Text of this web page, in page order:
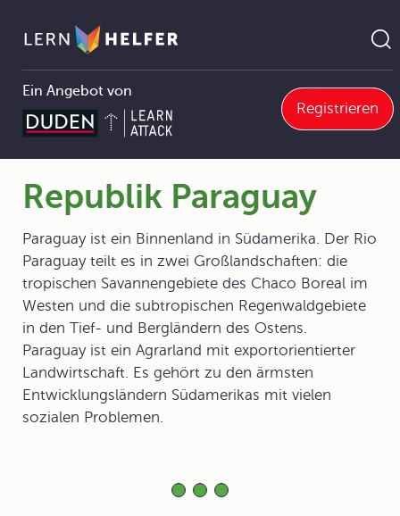
Ein Angebot von
Registrieren
Pfadnavigation
7 Regionen 7.1 Die Erdteile und ihre Länder Republik Paraguay
Republik Paraguay
Paraguay ist ein Binnenland in Südamerika. Der Rio
Paraguay teilt es in zwei Großlandschaften: die
tropischen Savannengebiete des Chaco Boreal im
Westen und die subtropischen Regenwaldgebiete
in den Tief- und Bergländern des Ostens.
Paraguay ist ein Agrarland mit exportorientierter
Landwirtschaft. Es gehört zu den ärmsten
Entwicklungsländern Südamerikas mit vielen
sozialen Problemen.